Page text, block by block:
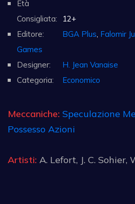
Età
Consigliata:
12+
Editore:
BGA Plus Falomir
Games
Designer:
H. Jean Vanaise
Categoria:
Economico
Meccaniche: Speculazione
Possesso Azioni
Artisti: A. Lefort, J. C.